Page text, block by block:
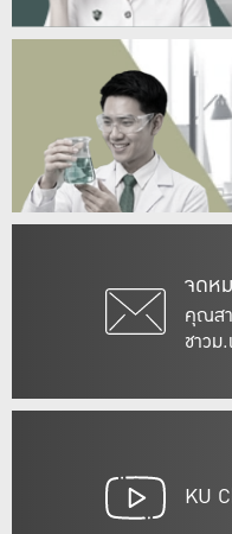
จดห
คุณส
ชาวม
KU